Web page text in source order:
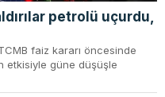
petrolü uçurdu,
faiz kararı öncesinde
etkisiyle güne düşüşle